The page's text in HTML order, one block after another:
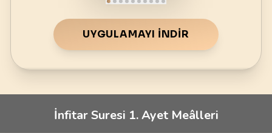
UYGULAMAYI İNDIR
İnfitar Suresi 1. Ayet Meâlleri